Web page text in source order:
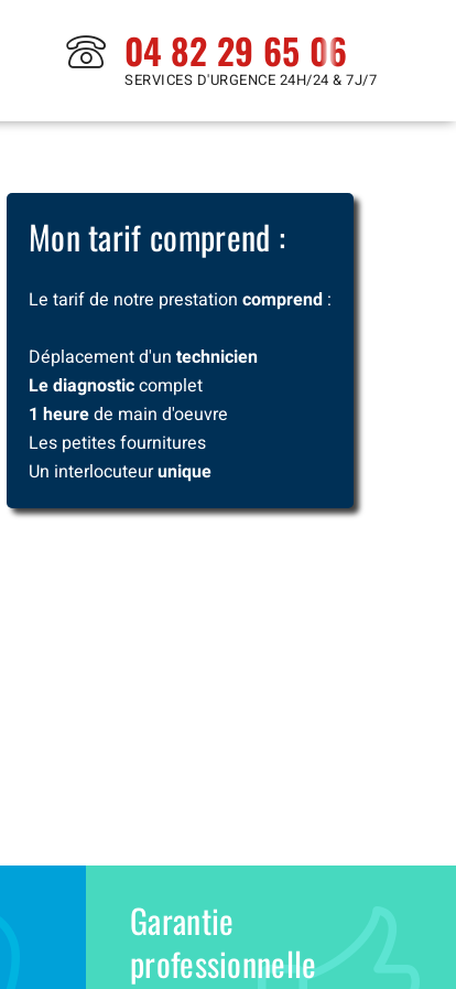
04 82 29 65 06
SERVICES D'URGENCE 24H/24 & 7J/7
Mon tarif comprend :
Le tarif de notre prestation comprend :
Déplacement d'un technicien
Le diagnosticcomplet
1 heurede main d'oeuvre
Les petites fournitures
Un interlocuteurunique
Garantie
professionnelle